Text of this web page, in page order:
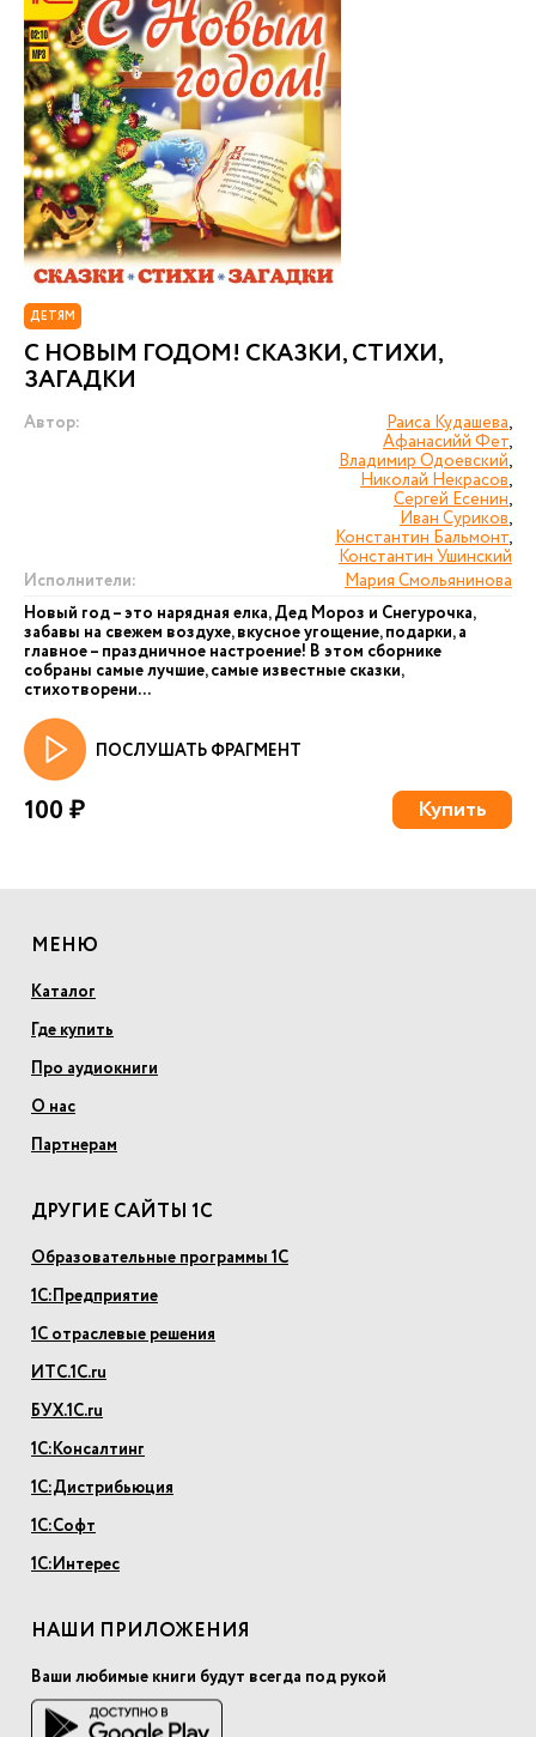
ДЕТЯМ
С НОВЫМ ГОДОМ! СКАЗКИ, СТИХИ,
ЗАГАДКИ
Автор: Раиса Кудашева,
Афанасийй Фет,
Владимир Одоевский,
Николай Некрасов,
Сергей Есенин,
Иван Суриков,
Константин Бальмонт,
Константин Ушинский
Исполнители:
Мария Смольянинова
Новый год – это нарядная елка, Дед Мороз и Снегурочка,
забавы на свежем воздухе, вкусное угощение, подарки, а
главное – праздничное настроение! В этом сборнике
собраны самые лучшие, самые известные сказки,
стихотворени...
ПОСЛУШАТЬ ФРАГМЕНТ
100 ₽ Купить
МЕНЮ
Каталог
Где купить
Про аудиокниги
О нас
Партнерам
ДРУГИЕ САЙТЫ 1С
Образовательные программы 1С
1С:Предприятие
1С отраслевые решения
ИТС.1С.ru
БУХ.1С.ru
1С:Консалтинг
1С:Дистрибьюция
1С:Софт
1С:Интерес
НАШИ ПРИЛОЖЕНИЯ
Ваши любимые книги будут всегда под рукой